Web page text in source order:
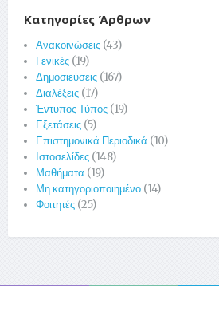
Κατηγορίες Άρθρων
Ανακοινώσεις (43)
Γενικές (19)
Δημοσιεύσεις (167)
Διαλέξεις (17)
Έντυπος Τύπος (19)
Εξετάσεις (5)
Επιστημονικά Περιοδικά (10)
Ιστοσελίδες (148)
Μαθήματα (19)
Μη κατηγοριοποιημένο (14)
Φοιτητές (25)